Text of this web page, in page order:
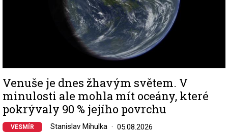
Venuše je dnes žhavým světem. V
minulosti ale mohla mít oceány, které
pokrývaly 90 % jejího povrchu
VESMÍR Stanislav Mihulka 05.08.2026